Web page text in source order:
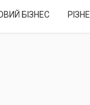
БІЗНЕС РІЗНЕ